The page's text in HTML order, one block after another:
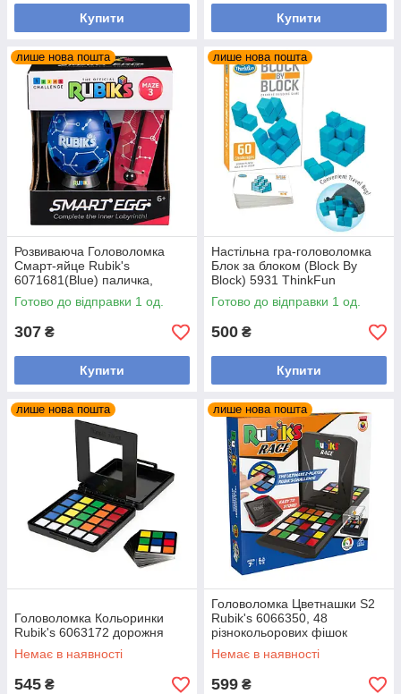
Купити Купити
лише нова пошта
Розвиваюча Головоломка
Смарт-яйце Rubik's
6071681(Blue) паличка,
підставка
Готово до відправки 1 од.
307 ₴
Купити
лише нова пошта
Настільна гра-головоломка
Блок за блоком (Block By
Block) 5931 ThinkFun
Готово до відправки 1 од.
500 ₴
Купити
лише нова пошта
Головоломка Кольоринки
Rubik's 6063172 дорожня
Немає в наявності
545 ₴
лише нова пошта
Головоломка Цветнашки S2
Rubik's 6066350, 48
різнокольорових фішок
Немає в наявності
599 ₴